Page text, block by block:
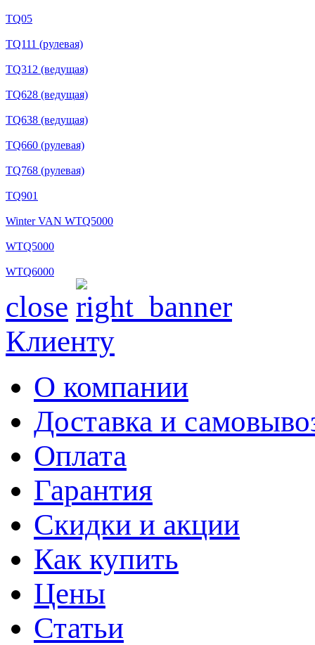
TQ05
TQ111 (рулевая)
TQ312 (ведущая)
TQ628 (ведущая)
TQ638 (ведущая)
TQ660 (рулевая)
TQ768 (рулевая)
TQ901
Winter VAN WTQ5000
WTQ5000
WTQ6000
close
Клиенту
О компании
Доставка и
Оплата
Гарантия
Скидки и акции
Как купить
Цены
Статьи